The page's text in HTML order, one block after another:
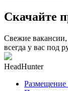
Скачайте
Свежие
всегда у вас под
HeadHunter
Размещение